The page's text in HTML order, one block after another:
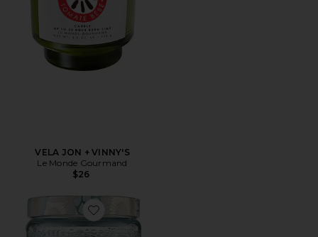
VELA JON + VINNY'S
Le Monde Gourmand
$26
Favorite VELA CALIFORNIA SUMMERS CANDLE